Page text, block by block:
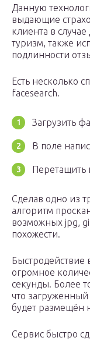
Данную
выдающие
клиента в
туризм, также
подлинности
Есть несколько
facesearch.
Загрузить
В поле
Перетащить
Сделав одно из
алгоритм
возможных jpg,
похожести.
Быстродействие
огромное
секунды. Более
что
будет размещён
Сервис быстро